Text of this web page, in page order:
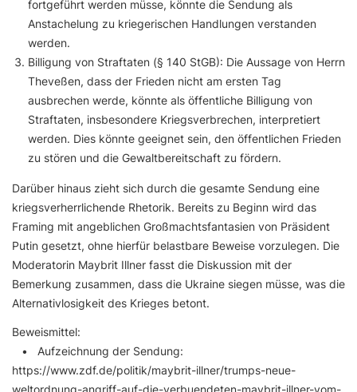
fortgeführt werden müsse, könnte die Sendung als
Anstachelung zu kriegerischen Handlungen verstanden
werden.
Billigung von Straftaten (§ 140 StGB): Die Aussage von Herrn
Theveßen, dass der Frieden nicht am ersten Tag
ausbrechen werde, könnte als öffentliche Billigung von
Straftaten, insbesondere Kriegsverbrechen, interpretiert
werden. Dies könnte geeignet sein, den öffentlichen Frieden
zu stören und die Gewaltbereitschaft zu fördern.
Darüber hinaus zieht sich durch die gesamte Sendung eine
kriegsverherrlichende Rhetorik. Bereits zu Beginn wird das
Framing mit angeblichen Großmachtsfantasien von Präsident
Putin gesetzt, ohne hierfür belastbare Beweise vorzulegen. Die
Moderatorin Maybrit Illner fasst die Diskussion mit der
Bemerkung zusammen, dass die Ukraine siegen müsse, was die
Alternativlosigkeit des Krieges betont.
Beweismittel:
• Aufzeichnung der Sendung:
https://www.zdf.de/politik/maybrit-illner/trumps-neue-
weltordnung-angriff-auf-die-verbuendeten-maybrit-illner-vom-